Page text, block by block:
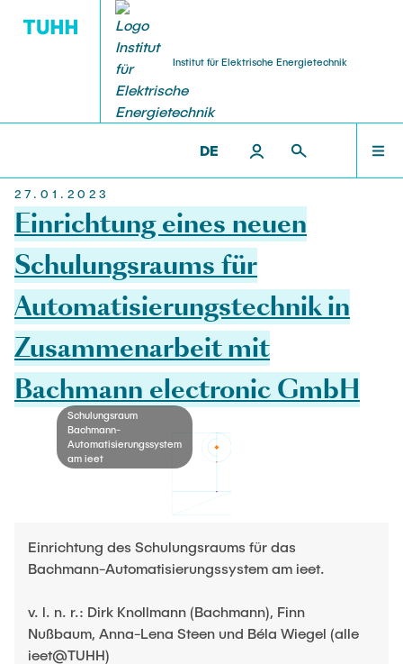
Institut für Elektrische Energietechnik
DE
FORSCHUNG
Forschungsgruppen
Forschungsprojekte
Publikationen
Veranstaltungen
Labore
LEHRE
Lehrveranstaltungen
Studentische Arbeiten
Offene
Laufende
Abgeschlossene
PERSONAL
Professoren
Oberingenieur
Geschäftszimmer
Lehrbeauftragter
Gastwissenschaftler
Technische Mitarbeitende
Wissenschaftliche Mitarbeitende
Externe Doktoranden
STELLENANGEBOTE
AKTUELLES
27.01.2023
Einrichtung eines neuen
Schulungsraums für
Automatisierungstechnik in
Zusammenarbeit mit
Bachmann electronic GmbH
Schulungsraum
Bachmann-
Automatisierungssystem
am ieet
Einrichtung des Schulungsraums für das
Bachmann-Automatisierungssystem am ieet.
v. l. n. r.: Dirk Knollmann (Bachmann), Finn
Nußbaum, Anna-Lena Steen und Béla Wiegel (alle
ieet@TUHH)